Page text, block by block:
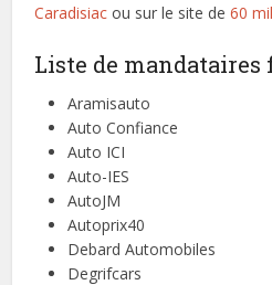
Caradisiac ou sur le site de60
Liste de mandataires
Aramisauto
Auto Confiance
Auto ICI
Auto-IES
AutoJM
Autoprix40
Debard Automobiles
Degrifcars